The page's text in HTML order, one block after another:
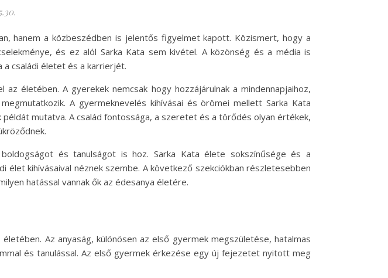
hanem a közbeszédben is jelentős figyelmet kapott. Közismert, hogy a
és ez alól Sarka Kata sem kivétel. A közönség és a média is
a családi életet és a karrierjét.
életében. A gyerekek nemcsak hogy hozzájárulnak a mindennapjaihoz,
A gyermeknevelés kihívásai és örömei mellett Sarka Kata
mutatva. A család fontossága, a szeretet és a törődés olyan értékek,
és tanulságot is hoz. Sarka Kata élete sokszínűsége és a
élet kihívásaival néznek szembe. A következő szekciókban részletesebben
hatással vannak ők az édesanya életére.
Az anyaság, különösen az első gyermek megszületése, hatalmas
és tanulással. Az első gyermek érkezése egy új fejezetet nyitott meg